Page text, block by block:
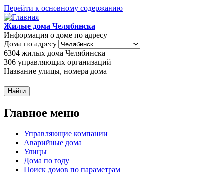
Перейти к основному содержанию
Жилые дома Челябинска
Информация о доме по адресу
Дома по адресу
6304 жилых дома Челябинска
306 управляющих организаций
Название улицы, номера дома
Главное меню
Управляющие компании
Аварийные дома
Улицы
Дома по году
Поиск домов по параметрам